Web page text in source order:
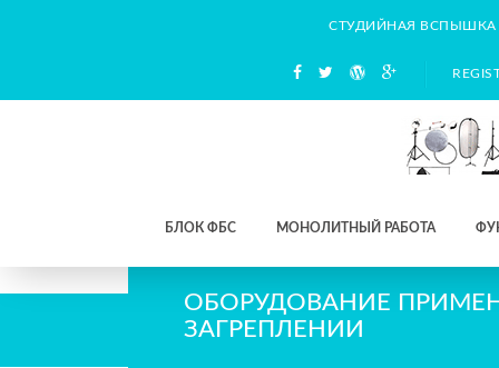
СТУДИЙНАЯ ВСПЫШКА
БЛОК ФБС МОНОЛИТНЫЙ РАБОТА
ОБОРУДОВАНИЕ
ЗАГРЕПЛЕНИИ